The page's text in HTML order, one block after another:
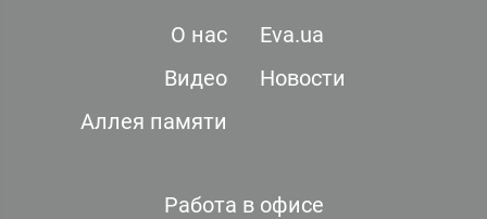
О нас
Eva.ua
Видео
Новости
Аллея памяти
Работа в офисе